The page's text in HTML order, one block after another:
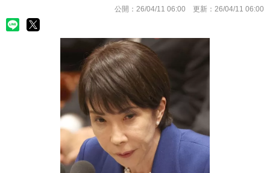
公開： 26/04/11 06:00 更新： 26/04/11 06:00